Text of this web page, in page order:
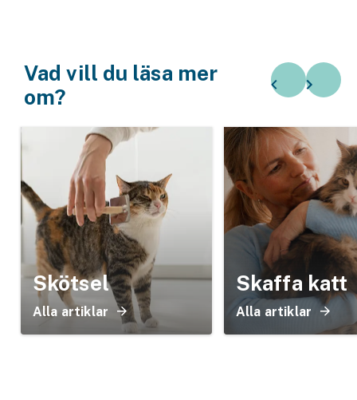
Vad vill du läsa mer
om?
Skötsel
Alla artiklar
Skaffa katt
Alla artiklar